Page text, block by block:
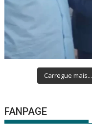
Carregue mais...
FANPAGE